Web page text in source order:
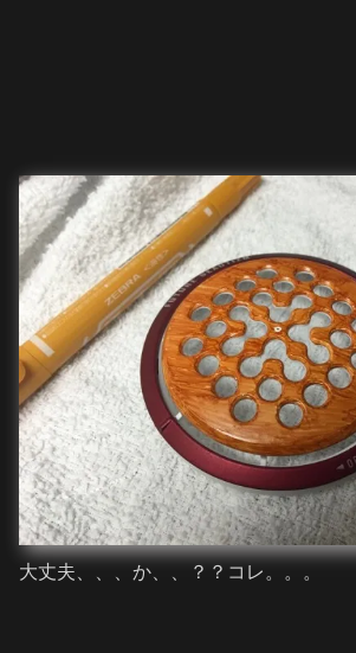
大丈夫、、、か、、？？コレ。。。